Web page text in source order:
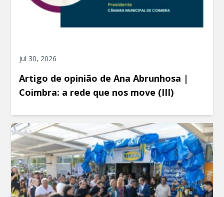
jul 30, 2026
Artigo de opinião de Ana Abrunhosa |
Coimbra: a rede que nos move (III)